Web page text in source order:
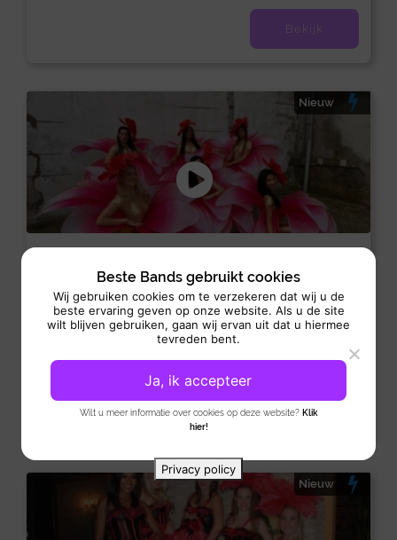
Bekijk
Nieuw
Dans act: Dans-Act
Optreden: 2 uur
Flower girls brengen een sprankelende mix van kleur, charme
Gekleed in...
Bekijk
Nieuw
Beste Bands gebruikt cookies
Wij gebruiken cookies om te verzekeren dat wij u de
beste ervaring geven op onze website. Als u de site
wilt blijven gebruiken, gaan wij ervan uit dat u hiermee
tevreden bent.
Wilt u meer informatie over cookies op deze website? Klik
hier!
Ja, ik accepteer
Privacy policy